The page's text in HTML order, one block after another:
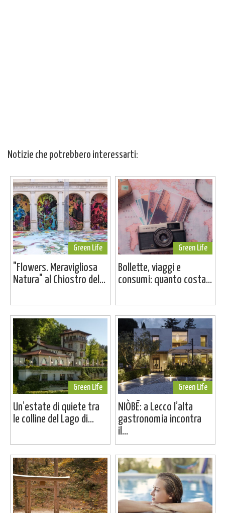
Notizie che potrebbero interessarti:
Green Life
"Flowers. Meravigliosa
Natura" al Chiostro del...
Green Life
Bollette, viaggi e
consumi: quanto costa...
Green Life
Un’estate di quiete tra
le colline del Lago di...
Green Life
NIÒBĒ: a Lecco l’alta
gastronomia incontra
il...